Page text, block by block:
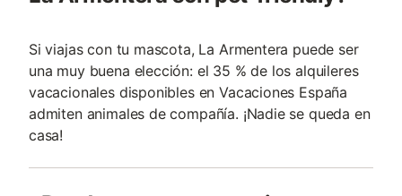
Si viajas con tu mascota, La Armentera puede ser
una muy buena elección: el 35 % de los alquileres
vacacionales disponibles en Vacaciones España
admiten animales de compañía. ¡Nadie se queda en
casa!